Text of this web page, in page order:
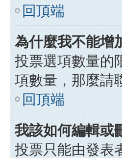
回頂端
為什麼我不能增
投票選項數量的
項數量，那麼請
回頂端
我該如何編輯或
投票只能由發表